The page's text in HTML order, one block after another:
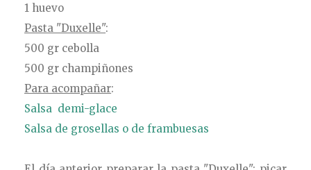
1 huevo
Pasta "Duxelle":
500 gr cebolla
500 gr champiñones
Para acompañar:
Salsa demi-glace
Salsa de grosellas o de frambuesas